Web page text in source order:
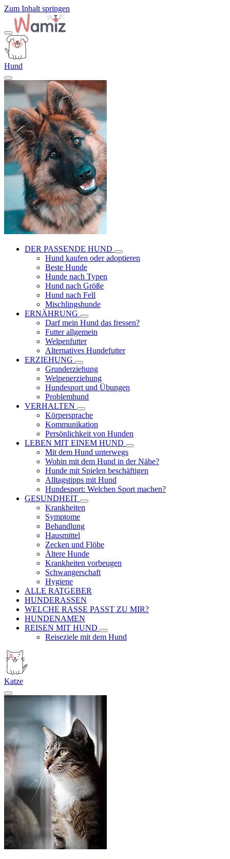
Zum Inhalt springen
Hund
DER PASSENDE HUND
Hund kaufen oder adoptieren
Beste Hunde
Hunde nach Typen
Hund nach Größe
Hund nach Fell
Mischlingshunde
ERNÄHRUNG
Darf mein Hund das fressen?
Futter allgemein
Welpenfutter
Alternatives Hundefutter
ERZIEHUNG
Grunderziehung
Welpenerziehung
Hundesport und Übungen
Problemhund
VERHALTEN
Körpersprache
Kommunikation
Persönlichkeit von Hunden
LEBEN MIT EINEM HUND
Mit dem Hund unterwegs
Wohin mit dem Hund in der Nähe?
Hunde mit Spielen beschäftigen
Alltagstipps mit Hund
Hundesport: Welchen Sport machen?
GESUNDHEIT
Krankheiten
Symptome
Behandlung
Hausmittel
Zecken und Flöhe
Ältere Hunde
Krankheiten vorbeugen
Schwangerschaft
Hygiene
ALLE RATGEBER
HUNDERASSEN
WELCHE RASSE PASST ZU MIR?
HUNDENAMEN
REISEN MIT HUND
Reiseziele mit dem Hund
Katze